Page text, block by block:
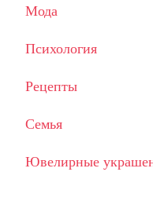
Мода
Психология
Рецепты
Семья
Ювелирные